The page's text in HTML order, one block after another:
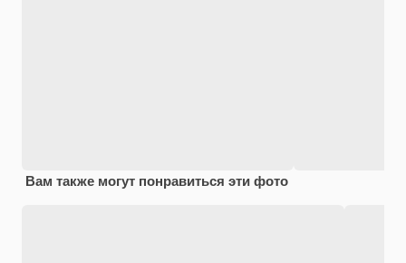
Вам также могут понравиться эти фото